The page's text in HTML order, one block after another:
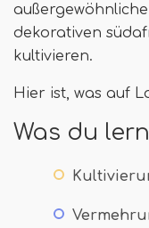
dekorativen
kultivieren.
Hier ist, was auf
Was du